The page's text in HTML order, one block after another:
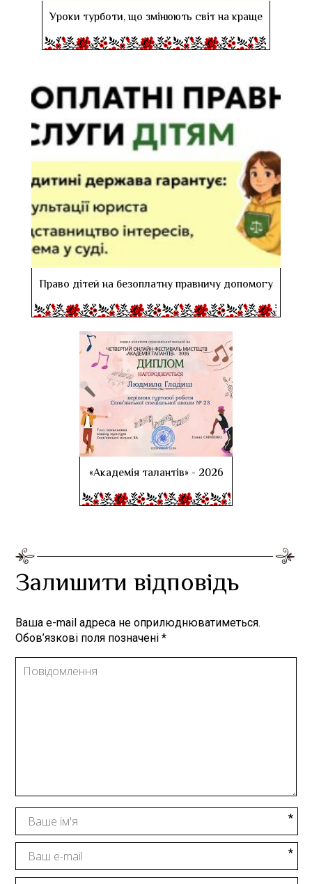
Уроки турботи, що змінюють світ на краще
Право дітей на безоплатну правничу допомогу
«Академія талантів» - 2026
Залишити відповідь
Ваша e-mail адреса не оприлюднюватиметься.
Обов’язкові поля позначені*